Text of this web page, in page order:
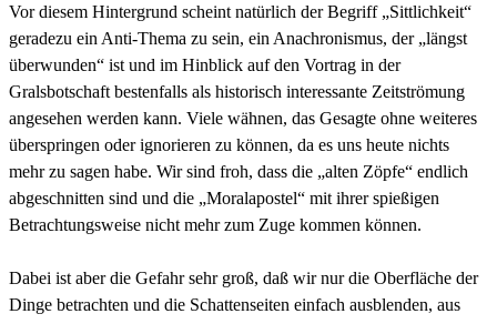
Vor diesem Hintergrund scheint natürlich der Begriff „Sittlichkeit“
geradezu ein Anti-Thema zu sein, ein Anachronismus, der „längst
überwunden“ ist und im Hinblick auf den Vortrag in der
Gralsbotschaft bestenfalls als historisch interessante Zeitströmung
angesehen werden kann. Viele wähnen, das Gesagte ohne weiteres
überspringen oder ignorieren zu können, da es uns heute nichts
mehr zu sagen habe. Wir sind froh, dass die „alten Zöpfe“ endlich
abgeschnitten sind und die „Moralapostel“ mit ihrer spießigen
Betrachtungsweise nicht mehr zum Zuge kommen können.
Dabei ist aber die Gefahr sehr groß, daß wir nur die Oberfläche der
Dinge betrachten und die Schattenseiten einfach ausblenden, aus